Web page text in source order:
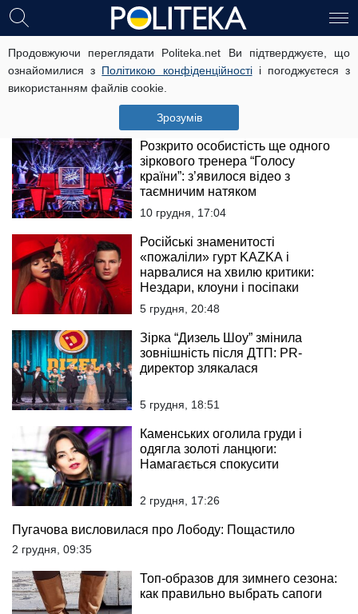
Продовжуючи переглядати Politeka.net Ви підтверджуєте, що
ознайомилися з Політикою конфіденційностіі погоджуєтеся з
використанням файлів cookie.
Зрозумів
Учасниця Х-Фактор, що вибула,
розкрила, що відбувається за
лаштунками шоу: Хотілося все
кинути
11 грудня, 20:23
Розкрито особистість ще одного
зіркового тренера “Голосу
країни”: з’явилося відео з
таємничим натяком
10 грудня, 17:04
Російські знаменитості
«пожаліли» гурт KAZKA і
нарвалися на хвилю критики:
Нездари, клоуни і посіпаки
5 грудня, 20:48
Зірка “Дизель Шоу” змінила
зовнішність після ДТП: PR-
директор злякалася
5 грудня, 18:51
Каменських оголила груди і
одягла золоті ланцюги:
Намагається спокусити
2 грудня, 17:26
Пугачова висловилася про Лободу: Пощастило
2 грудня, 09:35
Топ-образов для зимнего сезона:
как правильно выбрать сапоги